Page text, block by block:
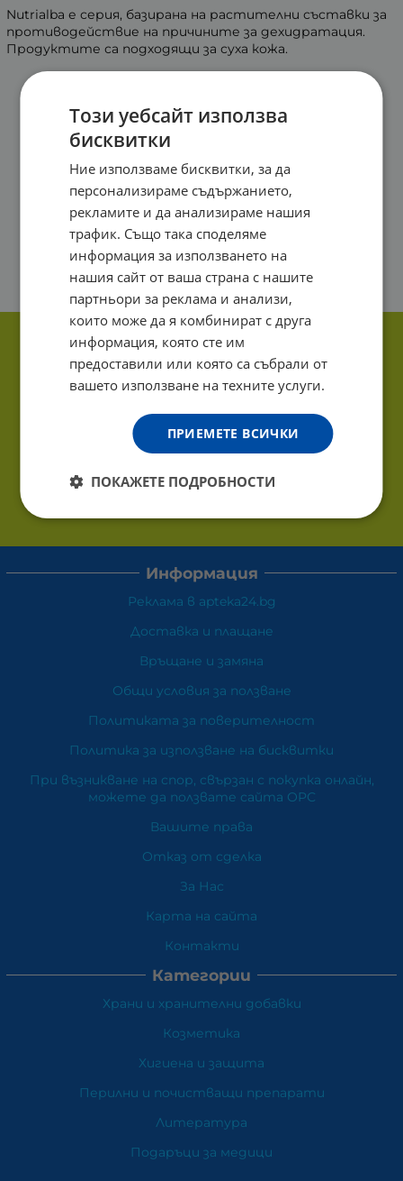
Nutrialba е серия, базирана на растителни съставки за
противодействие на причините за дехидратация.
Продуктите са подходящи за суха кожа.
Информация
Реклама в apteka24.bg
Доставка и плащане
Връщане и замяна
Общи условия за ползване
Политиката за поверителност
Политика за използване на бисквитки
При възникване на спор, свързан с покупка онлайн,
можете да ползвате сайта ОРС
Вашите права
Отказ от сделка
За Нас
Карта на сайта
Контакти
Категории
Храни и хранителни добавки
Козметика
Хигиена и защита
Перилни и почистващи препарати
Литература
Подаръци за медици
Този уебсайт използва
бисквитки
Ние използваме бисквитки, за да
персонализираме съдържанието,
рекламите и да анализираме нашия
трафик. Също така споделяме
информация за използването на
нашия сайт от ваша страна с нашите
партньори за реклама и анализи,
които може да я комбинират с друга
информация, която сте им
предоставили или която са събрали от
вашето използване на техните услуги.
ПРИЕМЕТЕ ВСИЧКИ
ПОКАЖЕТЕ ПОДРОБНОСТИ